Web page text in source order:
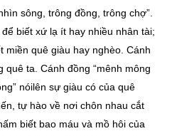
sông, trông đồng, trông chợ”.
biết xứ lạ ít hay nhiều nhân tài;
miền quê giàu hay nghèo. Cánh
quê ta. Cánh đồng “mênh mông
nóilên sự giàu có của quê
tự hào về nơi chôn nhau cắt
biết bao máu và mồ hôi của